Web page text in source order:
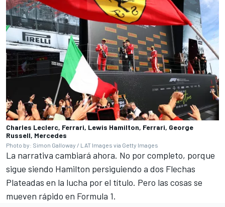
Charles Leclerc, Ferrari, Lewis Hamilton, Ferrari, George
Russell, Mercedes
Photo by: Simon Galloway / LAT Images via Getty Images
La narrativa cambiará ahora. No por completo, porque
sigue siendo Hamilton persiguiendo a dos Flechas
Plateadas en la lucha por el título. Pero las cosas se
mueven rápido en Formula 1.